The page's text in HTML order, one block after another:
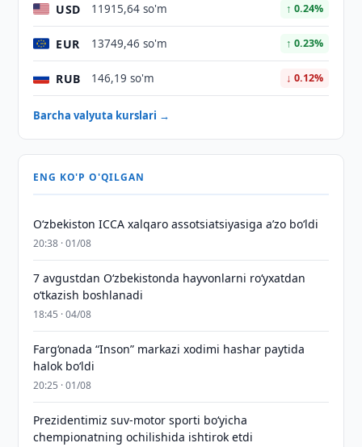
USD 11915,64 so'm ↑ 0.24%
EUR 13749,46 so'm ↑ 0.23%
RUB 146,19 so'm ↓ 0.12%
Barcha valyuta kurslari →
ENG KO'P O'QILGAN
O‘zbekiston ICCA xalqaro assotsiatsiyasiga aʼzo bo‘ldi
20:38 · 01/08
7 avgustdan O‘zbekistonda hayvonlarni ro‘yxatdan
o‘tkazish boshlanadi
18:45 · 04/08
Farg‘onada “Inson” markazi xodimi hashar paytida
halok bo‘ldi
20:25 · 01/08
Prezidentimiz suv-motor sporti bo‘yicha
chempionatning ochilishida ishtirok etdi